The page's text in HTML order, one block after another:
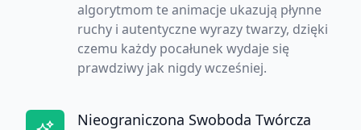
algorytmom te animacje ukazują płynne
ruchy i autentyczne wyrazy twarzy, dzięki
czemu każdy pocałunek wydaje się
prawdziwy jak nigdy wcześniej.
Nieograniczona Swoboda Twórcza